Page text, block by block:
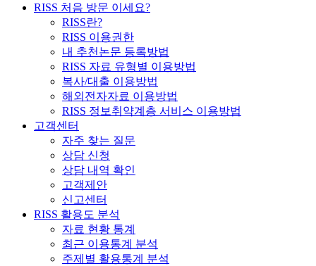
RISS 처음 방문 이세요?
RISS란?
RISS 이용권한
내 추천논문 등록방법
RISS 자료 유형별 이용방법
복사/대출 이용방법
해외전자자료 이용방법
RISS 정보취약계층 서비스 이용방법
고객센터
자주 찾는 질문
상담 신청
상담 내역 확인
고객제안
신고센터
RISS 활용도 분석
자료 현황 통계
최근 이용통계 분석
주제별 활용통계 분석